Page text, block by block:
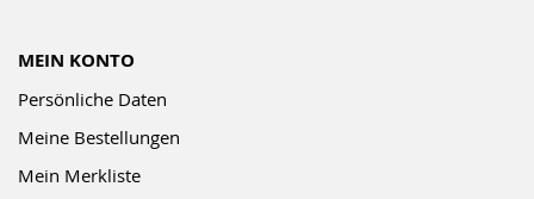
MEIN KONTO
Persönliche Daten
Meine Bestellungen
Mein Merkliste